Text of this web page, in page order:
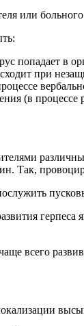
или
попадает в
при
(в
Так,
герпеса
всего